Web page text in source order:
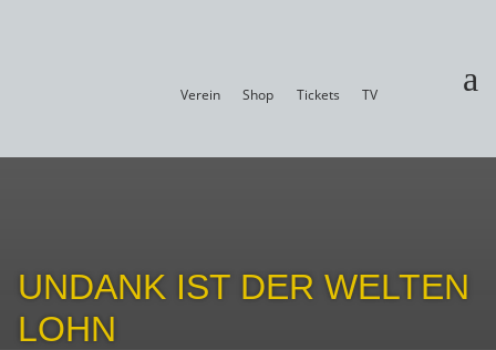
Verein Shop Tickets TV a
UNDANK IST DER WELTEN
LOHN